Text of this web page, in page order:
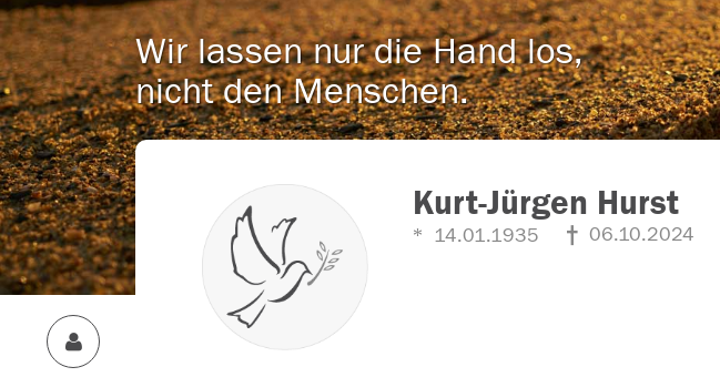
Wir lassen nur die Hand los,
nicht den Menschen.
Kurt-Jürgen Hurst
14.01.1935 06.10.2024